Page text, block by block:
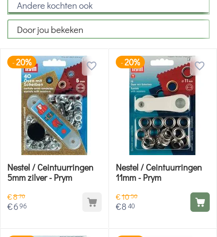
Andere kochten ook
Door jou bekeken
-20%
Nestel / Ceintuurringen
5mm zilver - Prym
€870
€696
-20%
Nestel / Ceintuurringen
11mm - Prym
€1050
€8 40